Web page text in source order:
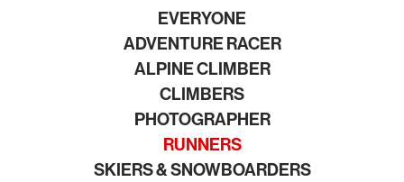
EVERYONE
ADVENTURE RACER
ALPINE CLIMBER
CLIMBERS
PHOTOGRAPHER
RUNNERS
SKIERS & SNOWBOARDERS